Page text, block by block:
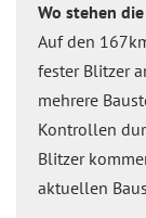
Wo stehen die
Auf den
fester Blitzer
mehrere
Kontrollen
Blitzer
aktuellen